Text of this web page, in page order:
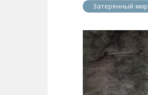
Затерянный мир